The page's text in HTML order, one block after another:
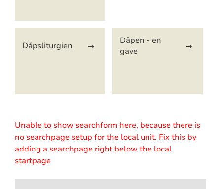
Dåpsliturgien
Dåpen - en
gave
Unable to show searchform here, because there is
no searchpage setup for the local unit. Fix this by
adding a searchpage right below the local
startpage